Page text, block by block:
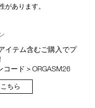
あります。
イテム含むご購入でプ
コード＞ORGASM26
ちら